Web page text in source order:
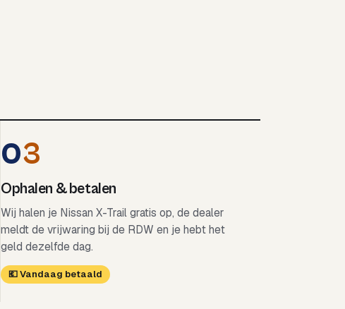
03
Ophalen & betalen
Wij halen je Nissan X-Trail gratis op, de dealer
meldt de vrijwaring bij de RDW en je hebt het
geld dezelfde dag.
💶 Vandaag betaald